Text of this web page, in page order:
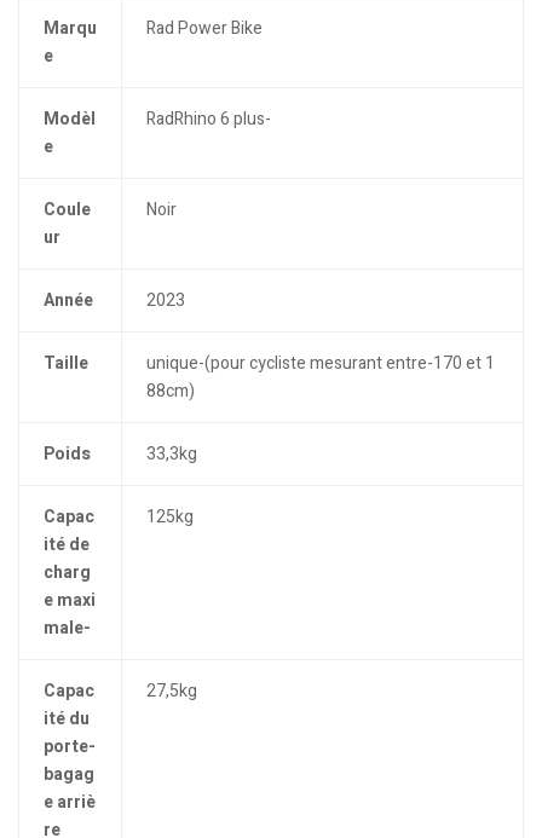
Marqu
e
Rad Power Bike
Modèl
e
RadRhino 6 plus-
Coule
ur
Noir
Année 2023
Taille
unique-(pour cycliste mesurant entre-170 et 1
88cm)
Poids 33,3kg
Capac
ité de
charg
e maxi
male-
125kg
Capac
ité du
porte-
bagag
e arriè
re
27,5kg